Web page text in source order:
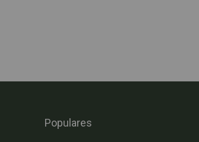
Populares